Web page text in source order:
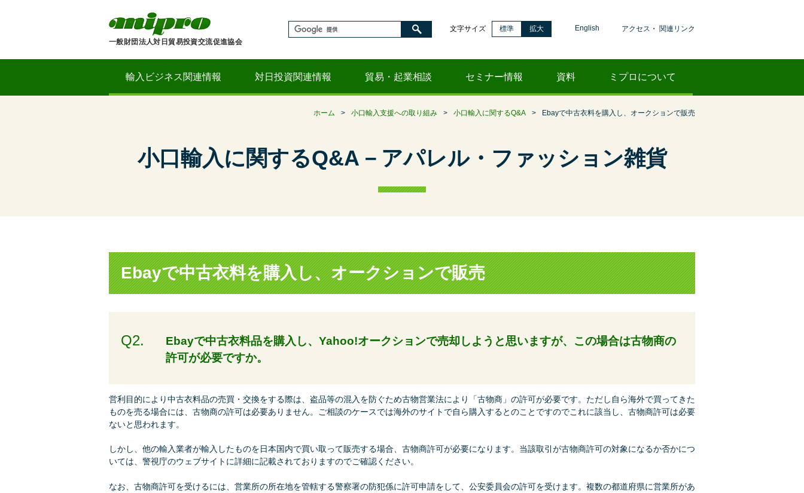
一般財団法人対日貿易投資交流促進協会
文字サイズ 標準 拡大 English アクセス ・ 関連リンク
輸入ビジネス関連情報 対日投資関連情報 貿易・起業相談 セミナー情報 資料 ミプロについて
ホーム > 小口輸入支援への取り組み > 小口輸入に関するQ&A > Ebayで中古衣料を購入し、オークションで販売
小口輸入に関するQ&A－アパレル・ファッション雑貨
Ebayで中古衣料を購入し、オークションで販売
Q2.
Ebayで中古衣料品を購入し、Yahoo!オークションで売却しようと思いますが、この場合は古物商の
許可が必要ですか。
営利目的により中古衣料品の売買・交換をする際は、盗品等の混入を防ぐため古物営業法により「古物商」の許可が必要です。ただし自ら海外で買ってきた
ものを売る場合には、古物商の許可は必要ありません。ご相談のケースでは海外のサイトで自ら購入するとのことですのでこれに該当し、古物商許可は必要
ないと思われます。
しかし、他の輸入業者が輸入したものを日本国内で買い取って販売する場合、古物商許可が必要になります。当該取引が古物商許可の対象になるか否かにつ
いては、警視庁のウェブサイトに詳細に記載されておりますのでご確認ください。
なお、古物商許可を受けるには、営業所の所在地を管轄する警察署の防犯係に許可申請をして、公安委員会の許可を受けます。複数の都道府県に営業所があ